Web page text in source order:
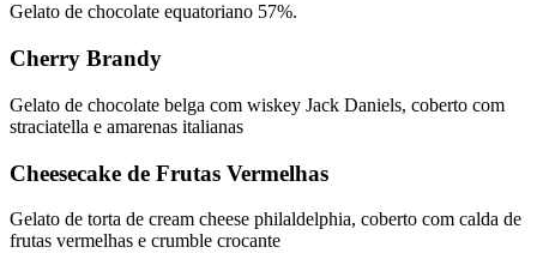
Gelato de chocolate equatoriano 57%.
Cherry Brandy
Gelato de chocolate belga com wiskey Jack Daniels, coberto com
straciatella e amarenas italianas
Cheesecake de Frutas Vermelhas
Gelato de torta de cream cheese philaldelphia, coberto com calda de
frutas vermelhas e crumble crocante